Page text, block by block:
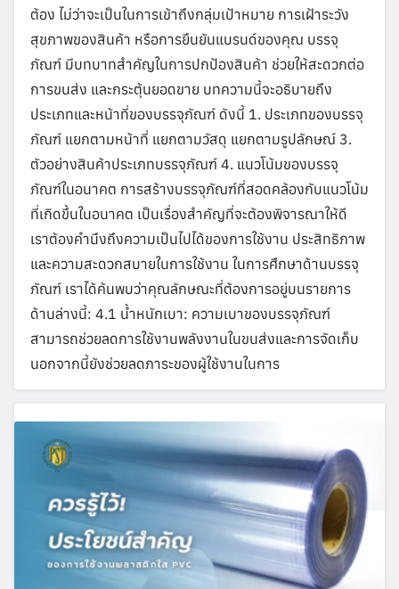
Search
for:
Search
ต้อง ไม่ว่าจะเป็นในการเข้าถึงกลุ่มเป้าหมาย การเฝ้าระวัง
สุขภาพของสินค้า หรือการยืนยันแบรนด์ของคุณ บรรจุ
ภัณฑ์ มีบทบาทสำคัญในการปกป้องสินค้า ช่วยให้สะดวกต่อ
การขนส่ง และกระตุ้นยอดขาย บทความนี้จะอธิบายถึง
ประเภทและหน้าที่ของบรรจุภัณฑ์ ดังนี้ 1. ประเภทของบรรจุ
ภัณฑ์ แยกตามหน้าที่ แยกตามวัสดุ แยกตามรูปลักษณ์ 3.
ตัวอย่างสินค้าประเภทบรรจุภัณฑ์ 4. แนวโน้มของบรรจุ
ภัณฑ์ในอนาคต การสร้างบรรจุภัณฑ์ที่สอดคล้องกับแนวโน้ม
ที่เกิดขึ้นในอนาคต เป็นเรื่องสำคัญที่จะต้องพิจารณาให้ดี
เราต้องคำนึงถึงความเป็นไปได้ของการใช้งาน ประสิทธิภาพ
และความสะดวกสบายในการใช้งาน ในการศึกษาด้านบรรจุ
ภัณฑ์ เราได้ค้นพบว่าคุณลักษณะที่ต้องการอยู่บนรายการ
ด้านล่างนี้: 4.1 น้ำหนักเบา: ความเบาของบรรจุภัณฑ์
สามารถช่วยลดการใช้งานพลังงานในขนส่งและการจัดเก็บ
นอกจากนี้ยังช่วยลดภาระของผู้ใช้งานในการ